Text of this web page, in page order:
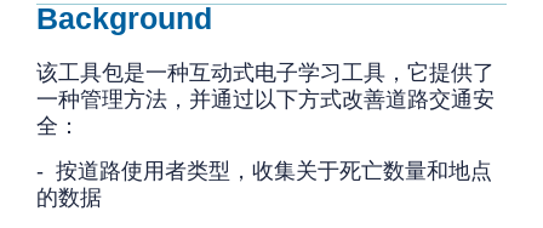
Background
该工具包是一种互动式电子学习工具，它提供了
一种管理方法，并通过以下方式改善道路交通安
全：
- 按道路使用者类型，收集关于死亡数量和地点
的数据